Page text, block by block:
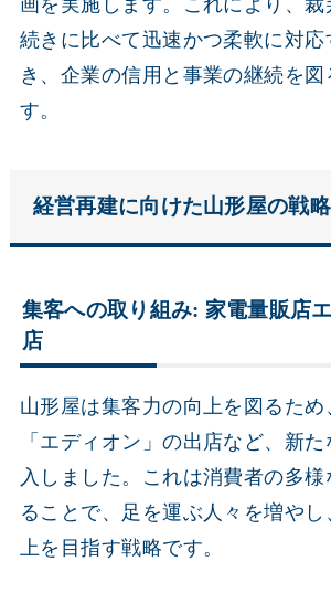
画を実施します。これにより、
続きに比べて迅速かつ柔軟に対
き、企業の信用と事業の継続を
す。
経営再建に向けた山形屋の戦略
集客への取り組み: 家電量販店
店
山形屋は集客力の向上を図るた
「エディオン」の出店など、新
入しました。これは消費者の多様
ることで、足を運ぶ人々を増やし
上を目指す戦略です。